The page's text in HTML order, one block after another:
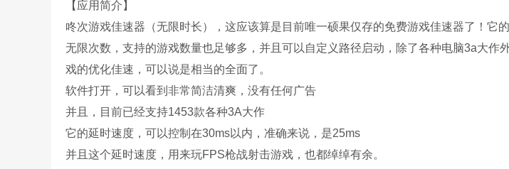
【应用简介】
咚次游戏佳速器（无限时长），这应该算是目前唯一硕果仅存的免费游戏佳速器了！它
无限次数，支持的游戏数量也足够多，并且可以自定义路径启动，除了各种电脑3a大作
戏的优化佳速，可以说是相当的全面了。
软件打开，可以看到非常简洁清爽，没有任何广告
并且，目前已经支持1453款各种3A大作
它的延时速度，可以控制在30ms以内，准确来说，是25ms
并且这个延时速度，用来玩FPS枪战射击游戏，也都绰绰有余。